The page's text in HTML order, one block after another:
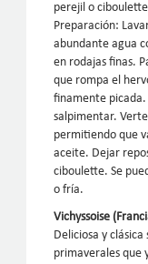
perejil o
Preparación:
abundante agua
en rodajas finas.
que rompa el
finamente
salpimentar.
permitiendo que
aceite. Dejar
ciboulette. Se
o fría.
Vichyssoise
Deliciosa y
primaverales que